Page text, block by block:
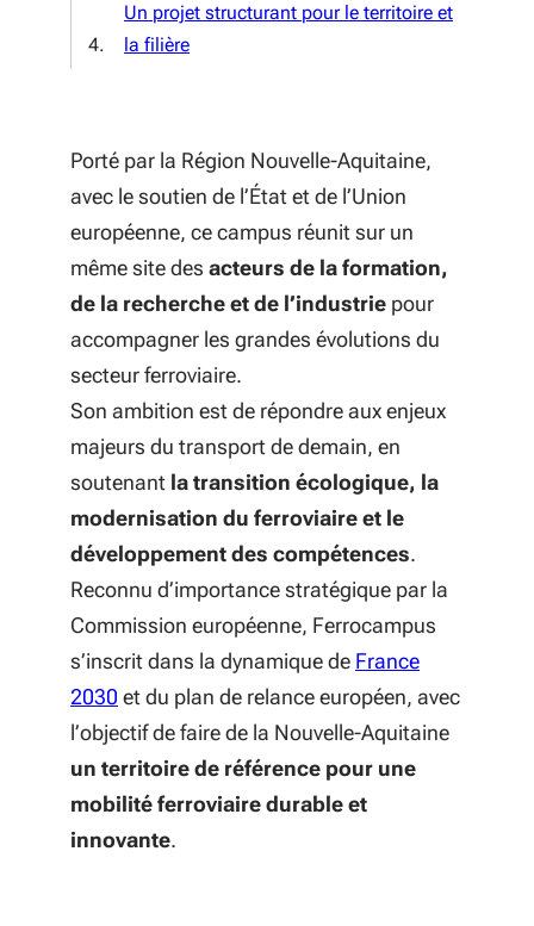
Un projet structurant pour le territoire et
la filière
Porté par la Région Nouvelle-Aquitaine,
avec le soutien de l’État et de l’Union
européenne, ce campus réunit sur un
même site des acteurs de la formation,
de la recherche et de l’industrie pour
accompagner les grandes évolutions du
secteur ferroviaire.
Son ambition est de répondre aux enjeux
majeurs du transport de demain, en
soutenant la transition écologique, la
modernisation du ferroviaire et le
développement des compétences.
Reconnu d’importance stratégique par la
Commission européenne, Ferrocampus
s’inscrit dans la dynamique de France
2030 (S'ouvre dans une nouvelle fenêtre)
et du plan de relance européen, avec
l’objectif de faire de la Nouvelle-Aquitaine
un territoire de référence pour une
mobilité ferroviaire durable et
innovante.